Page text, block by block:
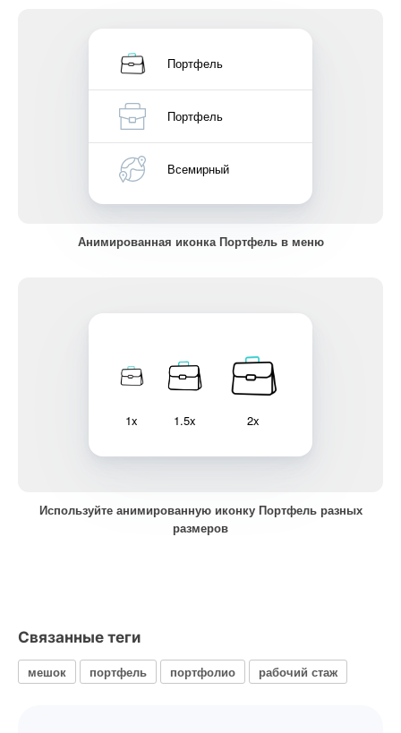
Портфель
Портфель
Всемирный
Анимированная иконка Портфель в меню
1x 1.5x 2x
Используйте анимированную иконку Портфель разных
размеров
Связанные теги
мешок портфель портфолио рабочий стаж